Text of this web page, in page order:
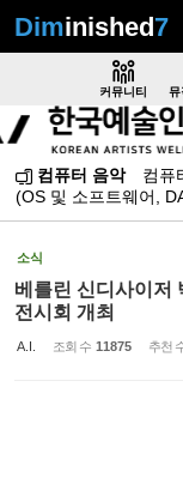
Diminished7
커뮤니티 뮤
컴퓨터 음악
컴퓨
(OS 및 소프트웨어,
소식
베를린 신디사이저
전시회 개최
A.I. 조회 수 11875 추천